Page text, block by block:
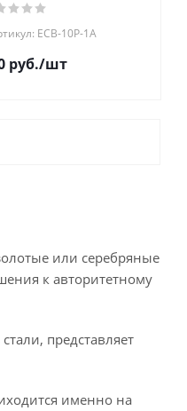
ECB-10P-1A
руб./шт
или серебряные
к авторитетному
представляет
именно на